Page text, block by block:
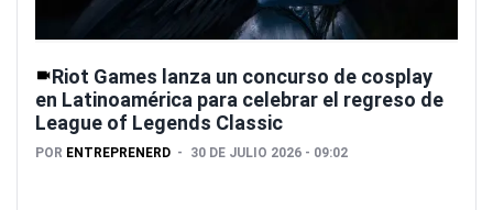
Riot Games lanza un concurso de cosplay
en Latinoamérica para celebrar el regreso de
League of Legends Classic
POR ENTREPRENERD 30 DE JULIO 2026 - 09:02